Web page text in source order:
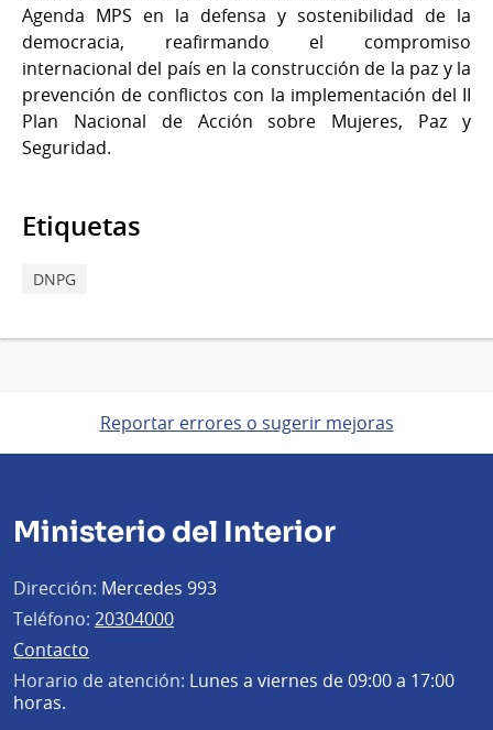
Agenda MPS en la defensa y sostenibilidad de la
democracia, reafirmando el compromiso
internacional del país en la construcción de la paz y la
prevención de conflictos con la implementación del II
Plan Nacional de Acción sobre Mujeres, Paz y
Seguridad.
Etiquetas
DNPG
Reportar errores o sugerir mejoras
Ministerio del Interior
Dirección: Mercedes 993
Teléfono: 20304000
Contacto
Horario de atención: Lunes a viernes de 09:00 a 17:00
horas.